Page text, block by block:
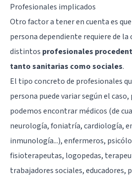
Profesionales implicados
Otro factor a tener en cuenta es
persona dependiente requiere de la
distintos profesionales
tanto sanitarias como sociales.
El tipo concreto de profesionales
persona puede variar según el
podemos encontrar médicos (de
neurología, foniatría, cardiología,
inmunología...), enfermeros,
fisioterapeutas, logopedas,
trabajadores sociales, educadores,